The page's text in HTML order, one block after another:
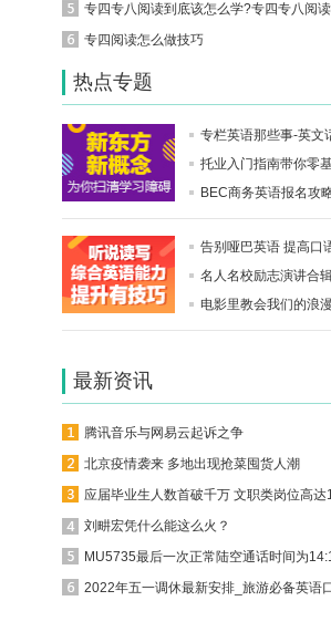
专四专八阅读到底该怎么学?专四专八阅
专四阅读怎么做技巧
热点专题
专栏英语那些事-英文
托业入门指南带你零
BEC商务英语报名攻
告别哑巴英语 提高口
名人名校励志演讲合
电影里教会我们的浪
最新资讯
腾讯音乐与网易云起诉之争
北京疫情袭来 多地出现抢菜囤货人潮
应届毕业生人数首破千万 文职类岗位高达
刘畊宏凭什么能这么火？
MU5735最后一次正常陆空通话时间为
2022年五一调休最新安排_旅游必备英语